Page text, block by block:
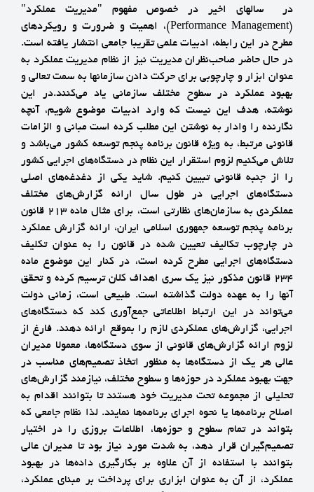
در سالهاي اخير در خصوص مفهوم "مديريت عملكرد"
(Performance Management)، اهميت و ضرورت و رويكردهاي
مطرح در اين رابطه، ادبيات علمي تقريبا جامعي انتشار يافته است.
در حال حاضر صاحب‌نظران مديريت نيز از نظام مديريت عملكرد به
عنوان ابزار و چارچوبي براي حركت دادن سازمانها به سمت تعالي و
بهبود عملكرد در سطوح مختلف سازماني ياد مي‌كنند.در اين
نوشته، هدف اين نيست كه وارد ادبيات موضوع شويم، آنچه
نگارنده را وادار به نوشتن اين مطلب كرده است مباني و الزامات
قانوني مرتبط، به ويژه قانون برنامه پنجم توسعه كشور مي‌باشد و
تلاش مي‌كنيم لزوم استقرار اين نظام در دستگاه‌هاي اجرايي كشور
را از جنبه قانوني تبيين كنيم. شايد يكي از دغدغه‌هاي اصلي
دستگاه‌هاي اجرايي در طول سال ارائه گزارش‌هاي مختلف
عملكردي به سازمان‌هاي نظارتي است، براي مثال ماده 213 قانون
برنامه پنجم توسعه جمهوري اسلامي ايران، ارائه گزارش عملكرد
در چارچوب تكاليف تعيين شده در قانون را به عنوان تكليف
دستگاه‌هاي اجرايي مطرح كرده است، در كنار اين موضوع ماده
234 قانون مذكور نيز يك سري اهداف كلان ترسيم كرده و تحقق
آنها را به عهده دولت گذاشته است. طبيعي است، زماني دولت
مي‌تواند در اين ارتباط اطلاعاتي جمع‌آوري كند كه دستگاه‌هاي
اجرايي، گزارش‌هاي عملكردي لازم را بموقع ‌ارائه دهند. فارغ از
لزوم ارائه گزارش‌هاي قانوني از سوي دستگاه‌ها، معمولا مديران
عالي هر يك از دستگاه‌ها به منظور اتخاذ تصميم‌هاي مناسب در
جهت بهبود عملكرد در حوزه‌ها و سطوح مختلف، نيازمند گزارش‌هاي
تحليلي از مجموعه تحت مديريت خود هستند تا بتوانند اقدام به
اصلاح برنامه‌ها يا نحوه اجراي برنامه‌ها نمايند. لذا نظام جامعي كه
بتواند در تمام سطوح و حوزه‌ها، اطلاعات بروزي را در اختيار
تصميم‌گيران قرار دهد، به شدت مورد نياز بود تا مديران عالي
بتوانند با استفاده از آن علاوه بر بكارگيري داده‌ها در بهبود
عملكرد، از آن به عنوان ابزاري براي پرداخت بر مبناي عملكرد،